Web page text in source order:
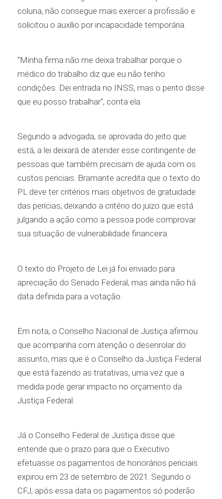
coluna, não consegue mais exercer a profissão e
solicitou o auxílio por incapacidade temporária.
“Minha firma não me deixa trabalhar porque o
médico do trabalho diz que eu não tenho
condições. Dei entrada no INSS, mas o perito disse
que eu posso trabalhar”, conta ela.
Segundo a advogada, se aprovada do jeito que
está, a lei deixará de atender esse contingente de
pessoas que também precisam de ajuda com os
custos periciais. Bramante acredita que o texto do
PL deve ter critérios mais objetivos de gratuidade
das perícias, deixando a critério do juízo que está
julgando a ação como a pessoa pode comprovar
sua situação de vulnerabilidade financeira.
O texto do Projeto de Lei já foi enviado para
apreciação do Senado Federal, mas ainda não há
data definida para a votação.
Em nota, o Conselho Nacional de Justiça afirmou
que acompanha com atenção o desenrolar do
assunto, mas que é o Conselho da Justiça Federal
que está fazendo as tratativas, uma vez que a
medida pode gerar impacto no orçamento da
Justiça Federal.
Já o Conselho Federal de Justiça disse que
entende que o prazo para que o Executivo
efetuasse os pagamentos de honorários periciais
expirou em 23 de setembro de 2021. Segundo o
CFJ, após essa data os pagamentos só poderão